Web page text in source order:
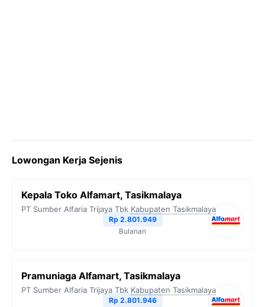
Lowongan Kerja Sejenis
Kepala Toko Alfamart, Tasikmalaya
PT Sumber Alfaria Trijaya Tbk Kabupaten Tasikmalaya
Rp 2.801.949
Bulanan
Pramuniaga Alfamart, Tasikmalaya
PT Sumber Alfaria Trijaya Tbk Kabupaten Tasikmalaya
Rp 2.801.946